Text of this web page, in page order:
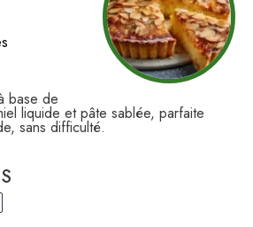
base de
liquide et pâte sablée, parfaite
sans difficulté.